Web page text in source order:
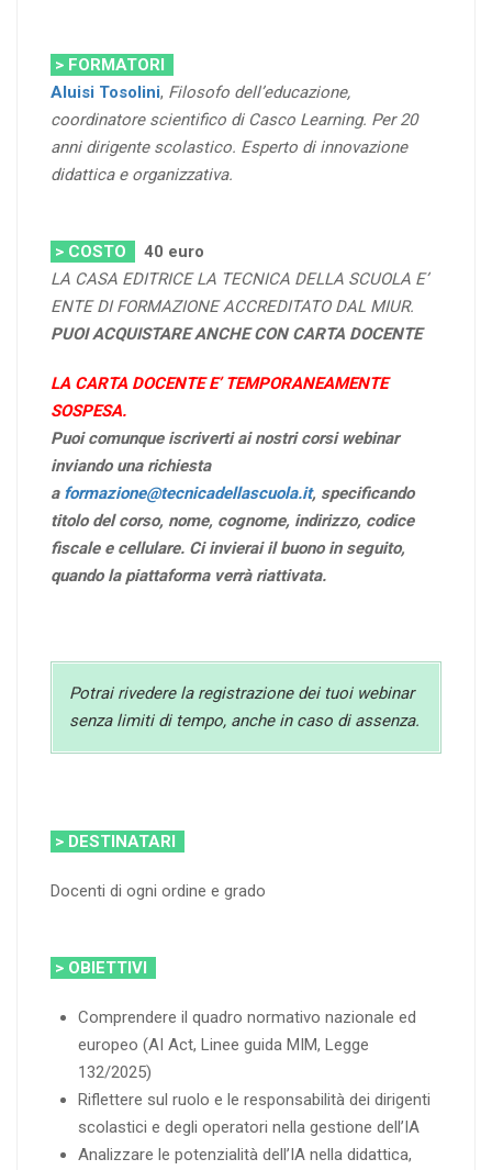
> FORMATORI
Aluisi Tosolini, Filosofo dell’educazione,
coordinatore scientifico di Casco Learning. Per 20
anni dirigente scolastico. Esperto di innovazione
didattica e organizzativa.
> COSTO 40 euro
LA CASA EDITRICE LA TECNICA DELLA SCUOLA E’
ENTE DI FORMAZIONE ACCREDITATO DAL MIUR.
PUOI ACQUISTARE ANCHE CON CARTA DOCENTE
LA CARTA DOCENTE E’ TEMPORANEAMENTE
SOSPESA.
Puoi comunque iscriverti ai nostri corsi webinar
inviando una richiesta
a formazione@tecnicadellascuola.it, specificando
titolo del corso, nome, cognome, indirizzo, codice
fiscale e cellulare. Ci invierai il buono in seguito,
quando la piattaforma verrà riattivata.
Potrai rivedere la registrazione dei tuoi webinar
senza limiti di tempo, anche in caso di assenza.
> DESTINATARI
Docenti di ogni ordine e grado
> OBIETTIVI
Comprendere il quadro normativo nazionale ed
europeo (AI Act, Linee guida MIM, Legge
132/2025)
Riflettere sul ruolo e le responsabilità dei dirigenti
scolastici e degli operatori nella gestione dell’IA
Analizzare le potenzialità dell’IA nella didattica,